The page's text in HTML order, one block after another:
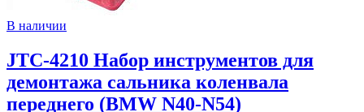
В наличии
JTC-4210 Набор инструментов для
демонтажа сальника коленвала
переднего (BMW N40-N54)